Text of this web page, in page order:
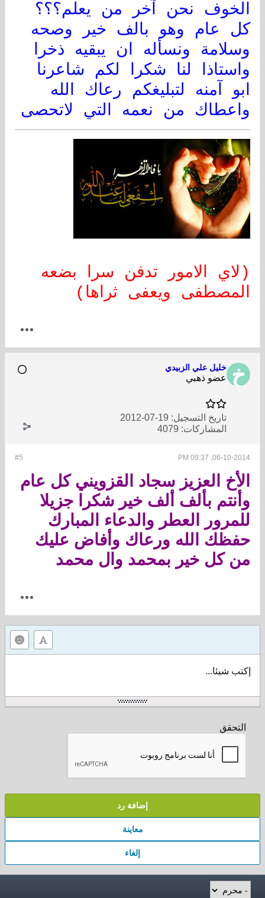
الخوف نحن آخر من يعلم؟؟؟
كل عام وهو بالف خير وصحه
وسلامة ونسأله ان يبقيه ذخرا
واستاذا لنا شكرا لكم شاعرنا
ابو آمنه لتبليغكم رعاك الله
واعطاك من نعمه التي لاتحصى
(لاي الامور تدفن سرا بضعه
المصطفى ويعفى ثراها)
خليل علي الزبيدي
عضو ذهبي
تاريخ التسجيل: 19-07-2012
المشاركات: 4079
#5 06-10-2014, 09:37 PM
الأخ العزيز سجاد القزويني كل عام
وأنتم بألف ألف خير شكرا جزيلا
للمرور العطر والدعاء المبارك
حفظك الله ورعاك وأفاض عليك
من كل خير بمحمد وال محمد
إكتب شيئا...
التحقق
إضافة رد
معاينة
إلغاء